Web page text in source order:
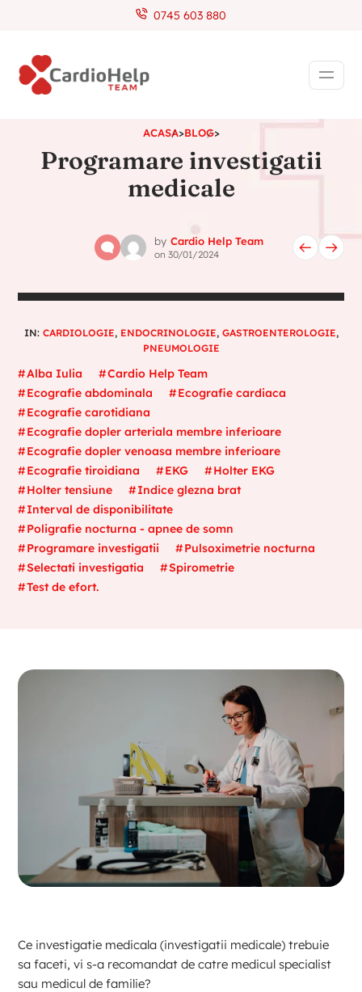
0745 603 880
ACASA>BLOG>
Programare investigatii
medicale
by Cardio Help Team
on 30/01/2024
IN: CARDIOLOGIE, ENDOCRINOLOGIE, GASTROENTEROLOGIE,
PNEUMOLOGIE
Alba Iulia
Cardio Help Team
Ecografie abdominala
Ecografie cardiaca
Ecografie carotidiana
Ecografie dopler arteriala membre inferioare
Ecografie dopler venoasa membre inferioare
Ecografie tiroidiana
EKG
Holter EKG
Holter tensiune
Indice glezna brat
Interval de disponibilitate
Poligrafie nocturna - apnee de somn
Programare investigatii
Pulsoximetrie nocturna
Selectati investigatia
Spirometrie
Test de efort.
Ce investigatie medicala (investigatii medicale) trebuie
sa faceti, vi s-a recomandat de catre medicul specialist
sau medicul de familie?